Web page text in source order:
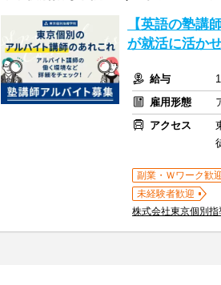
【英語の塾講
が就活に活か
給与
雇用形態
アクセス
副業・Ｗワーク歓
未経験者歓迎
株式会社東京個別